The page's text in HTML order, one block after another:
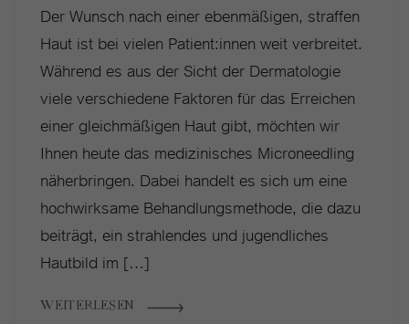
Der Wunsch nach einer ebenmäßigen, straffen
Haut ist bei vielen Patient:innen weit verbreitet.
Während es aus der Sicht der Dermatologie
viele verschiedene Faktoren für das Erreichen
einer gleichmäßigen Haut gibt, möchten wir
Ihnen heute das medizinisches Microneedling
näherbringen. Dabei handelt es sich um eine
hochwirksame Behandlungsmethode, die dazu
beiträgt, ein strahlendes und jugendliches
Hautbild im […]
WEITERLESEN